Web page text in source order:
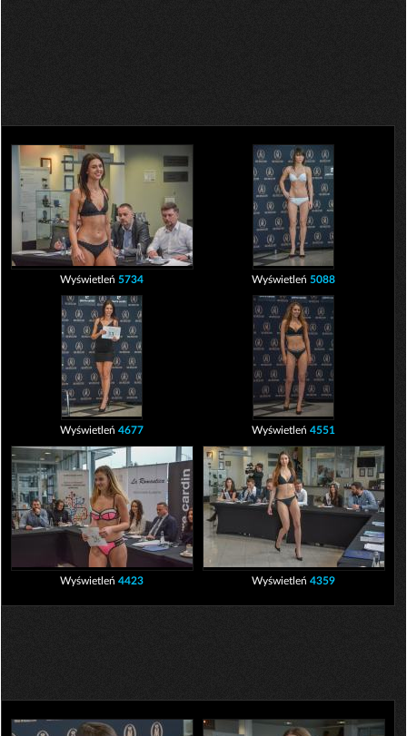
Wyświetleń5734 Wyświetleń5088
Wyświetleń4677 Wyświetleń4551
Wyświetleń4423 Wyświetleń4359